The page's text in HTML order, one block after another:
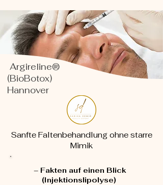
Sanfte Faltenbehandlung ohne starre
Mimik
– Fakten auf einen Blick
(Injektionslipolyse)
Argireline®
(BioBotox)
Hannover